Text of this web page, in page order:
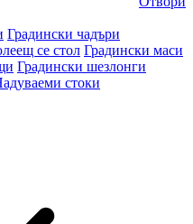
Градински чадъри
се стол Градински маси
Градински шезлонги
стоки